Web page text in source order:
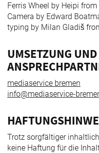
Ferris Wheel by Heipi
Camera by Edward
typing by Milan Gladiš
UMSETZUNG
mediaservice bremen
info@mediaservice-
Trotz sorgfältiger
keine Haftung für die